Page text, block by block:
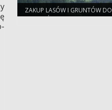
ZAKUP LASÓW I GRUNTÓW DO
ZALESIEŃ